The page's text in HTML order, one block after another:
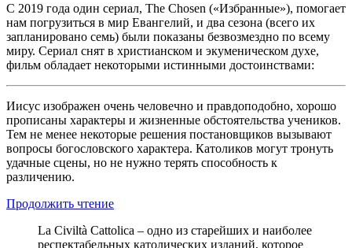
С 2019 года один сериал, The Chosen («Избранные»), помогает
нам погрузиться в мир Евангелий, и два сезона (всего их
запланировано семь) были показаны безвозмездно по всему
миру. Сериал снят в христианском и экуменическом духе,
фильм обладает некоторыми истинными достоинствами:
Иисус изображен очень человечно и правдоподобно, хорошо
прописаны характеры и жизненные обстоятельства учеников.
Тем не менее некоторые решения постановщиков вызывают
вопросы богословского характера. Католиков могут тронуть
удачные сцены, но не нужно терять способность к
различению.
Продолжить чтение
La Civiltà Cattolica – одно из старейших и наиболее
респектабельных католических изданий, которое